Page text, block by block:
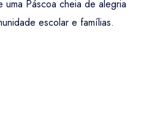
uma Páscoa cheia de alegria
escolar e famílias.